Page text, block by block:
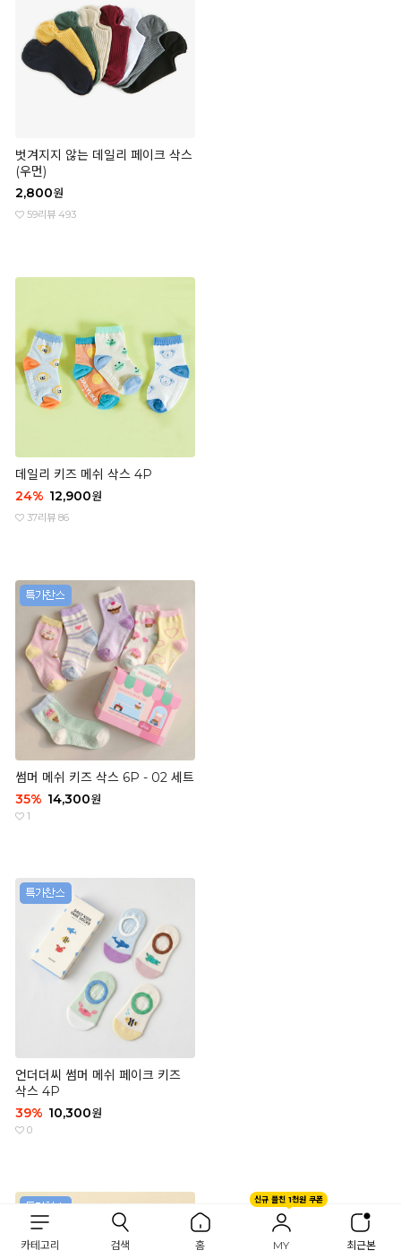
카테고리 검색 홈
신규 플친 1천원 쿠폰
MY 최근본
벗겨지지 않는 데일리 페이크 삭스
(우먼)
2,800원
59리뷰 493
데일리 키즈 메쉬 삭스 4P
24% 12,900원
37리뷰 86
썸머 메쉬 키즈 삭스 6P - 02 세트
35% 14,300원
1
언더더씨 썸머 메쉬 페이크 키즈
삭스 4P
39% 10,300원
0